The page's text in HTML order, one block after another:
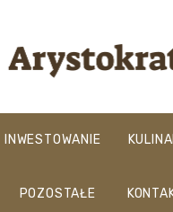
INWESTOWANIE
POZOSTAŁE